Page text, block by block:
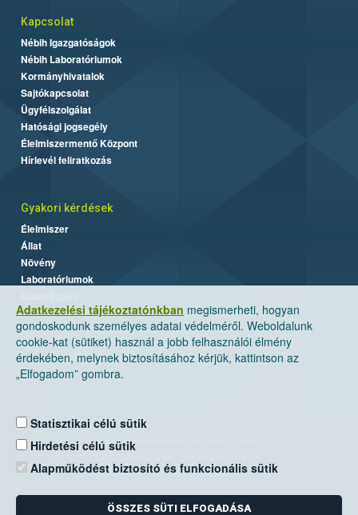
Adatkezelési tájékoztatónkban megismerheti, hogyan
gondoskodunk személyes adatai védelméről. Weboldalunk
cookie-kat (sütiket) használ a jobb felhasználói élmény
érdekében, melynek biztosításához kérjük, kattintson az
„Elfogadom” gombra.
Statisztikai célú sütik
Hirdetési célú sütik
Alapműködést biztosító és funkcionális sütik
ÖSSZES SÜTI ELFOGADÁSA
Kapcsolat
Nébih Igazgatóságok
Nébih Laboratóriumok
Kormányhivatalok
Sajtókapcsolat
Ügyfélszolgálat
Hatósági jogsegély
Élelmiszermentő Központ
Hírlevél feliratkozás
Gyakori kérdések
Élelmiszer
Állat
Növény
Laboratóriumok
Nemzeti Élelmiszerlánc-biztonsági Hivatal
Levelezési cím: 1525 Budapest. Pf. 30.